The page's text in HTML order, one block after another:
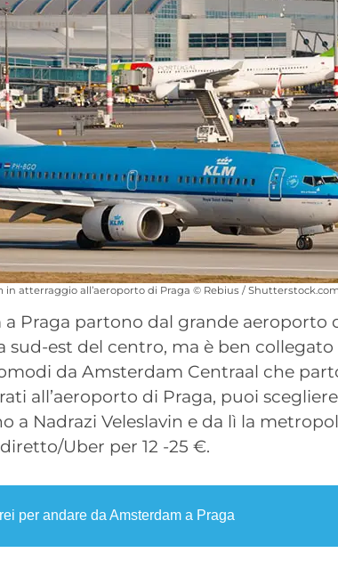
in atterraggio all’aeroporto di Praga © Rebius / Shutterstock.com
Praga partono dal grande aeroporto
sud-est del centro, ma è ben
da Amsterdam Centraal che
all’aeroporto di Praga, puoi
a Nadrazi Veleslavin e da lì la
Uber per 12 -25 €.
per andare da Amsterdam a Praga